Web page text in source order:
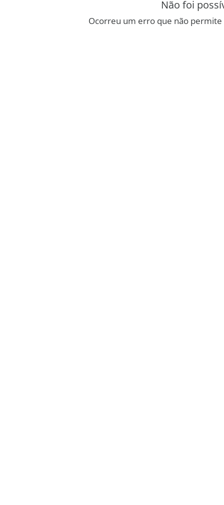
Não foi
Ocorreu um erro que não